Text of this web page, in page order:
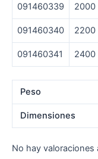
091460339 2000
091460340 2200
091460341 2400
Peso
Dimensiones
No hay valoraciones